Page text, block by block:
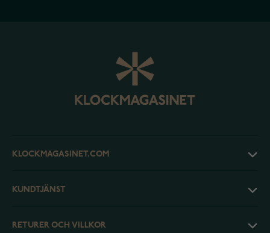
KLOCKMAGASINET.COM
KUNDTJÄNST
RETURER OCH VILLKOR